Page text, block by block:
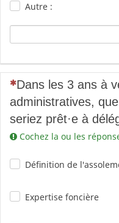
Autre :
(Cette question est
Dans les 3 ans à
administratives,
seriez prêt·e à
Cochez la ou les
Définition de
Expertise foncière